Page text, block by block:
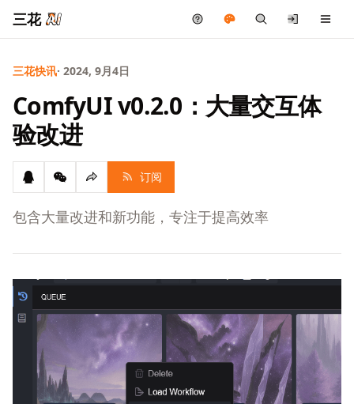
三花
三花快讯· 2024, 9月4日
ComfyUI v0.2.0：大量交互体
验改进
订阅
包含大量改进和新功能，专注于提高效率